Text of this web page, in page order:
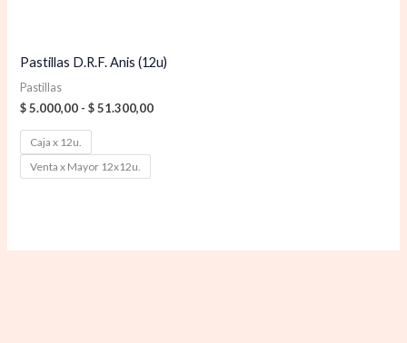
Pastillas D.R.F. Anis (12u)
Pastillas
$5.000,00 - $51.300,00
Caja x 12u.
Venta x Mayor 12x12u.